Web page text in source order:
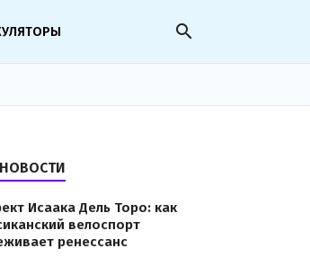
search
Исаака Дель Торо: как
велоспорт
ренессанс